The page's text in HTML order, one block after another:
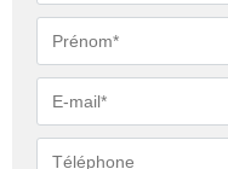
Prénom*
E-
mail*
Téléphone